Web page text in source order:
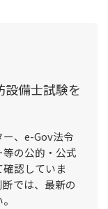
設備士試験を
、e-Gov法令
の公的・公式
認していま
では、最新の